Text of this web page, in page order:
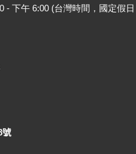
- 下午 6:00 (台灣時間，國定假日
號